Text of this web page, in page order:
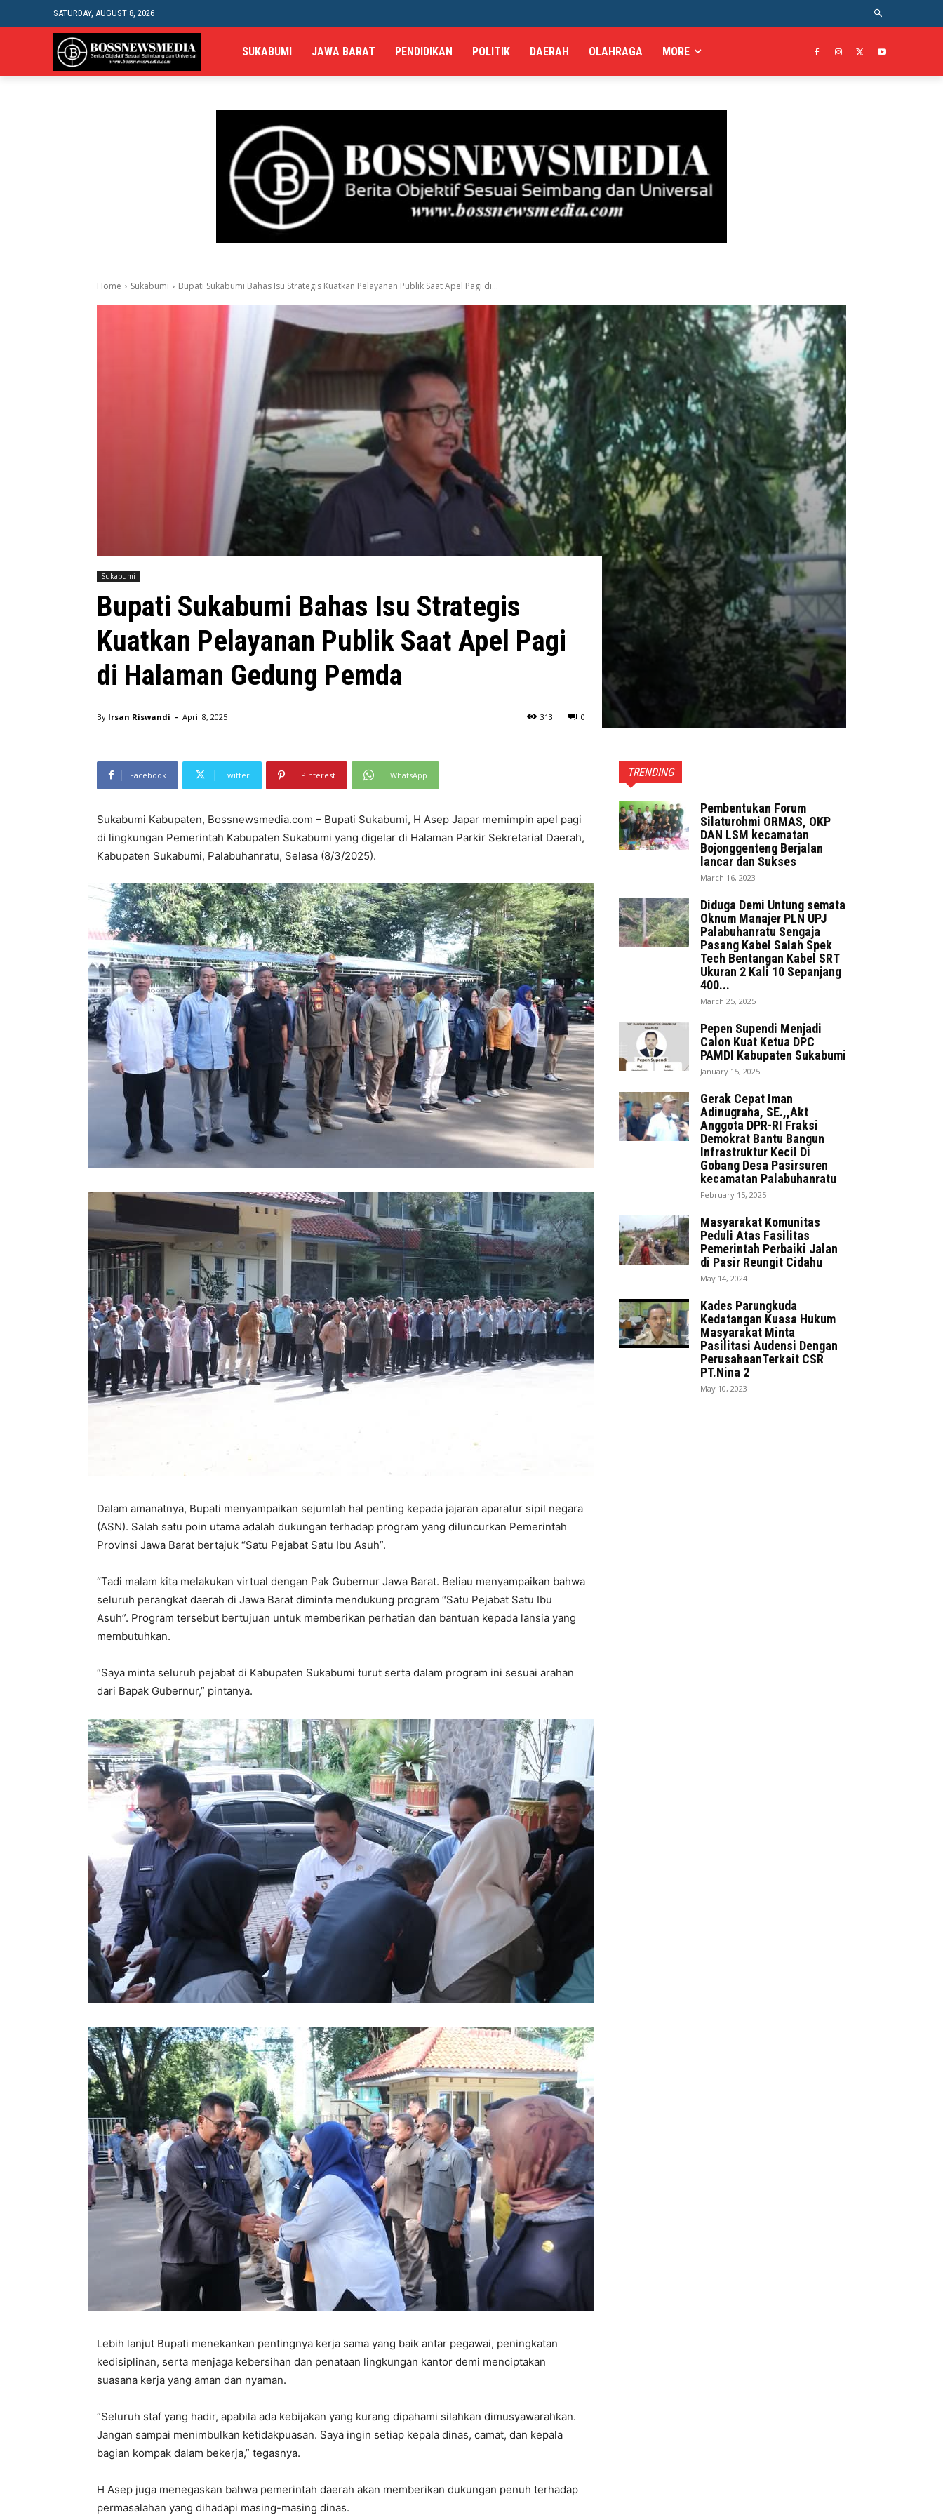
SATURDAY, AUGUST 8, 2026
SUKABUMI JAWA BARAT PENDIDIKAN POLITIK DAERAH OLAHRAGA MORE
Home Sukabumi Bupati Sukabumi Bahas Isu Strategis Kuatkan Pelayanan Publik Saat Apel Pagi di...
Sukabumi
Bupati Sukabumi Bahas Isu Strategis
Kuatkan Pelayanan Publik Saat Apel Pagi
di Halaman Gedung Pemda
By Irsan Riswandi - April 8, 2025 0
313
Facebook Twitter Pinterest WhatsApp
Sukabumi Kabupaten, Bossnewsmedia.com – Bupati Sukabumi, H Asep Japar memimpin apel pagi
di lingkungan Pemerintah Kabupaten Sukabumi yang digelar di Halaman Parkir Sekretariat Daerah,
Kabupaten Sukabumi, Palabuhanratu, Selasa (8/3/2025).
Dalam amanatnya, Bupati menyampaikan sejumlah hal penting kepada jajaran aparatur sipil negara
(ASN). Salah satu poin utama adalah dukungan terhadap program yang diluncurkan Pemerintah
Provinsi Jawa Barat bertajuk “Satu Pejabat Satu Ibu Asuh”.
“Tadi malam kita melakukan virtual dengan Pak Gubernur Jawa Barat. Beliau menyampaikan bahwa
seluruh perangkat daerah di Jawa Barat diminta mendukung program “Satu Pejabat Satu Ibu
Asuh”. Program tersebut bertujuan untuk memberikan perhatian dan bantuan kepada lansia yang
membutuhkan.
“Saya minta seluruh pejabat di Kabupaten Sukabumi turut serta dalam program ini sesuai arahan
dari Bapak Gubernur,” pintanya.
Lebih lanjut Bupati menekankan pentingnya kerja sama yang baik antar pegawai, peningkatan
kedisiplinan, serta menjaga kebersihan dan penataan lingkungan kantor demi menciptakan
suasana kerja yang aman dan nyaman.
“Seluruh staf yang hadir, apabila ada kebijakan yang kurang dipahami silahkan dimusyawarahkan.
Jangan sampai menimbulkan ketidakpuasan. Saya ingin setiap kepala dinas, camat, dan kepala
bagian kompak dalam bekerja,” tegasnya.
H Asep juga menegaskan bahwa pemerintah daerah akan memberikan dukungan penuh terhadap
permasalahan yang dihadapi masing-masing dinas.
TRENDING
Pembentukan Forum
Silaturohmi ORMAS, OKP
DAN LSM kecamatan
Bojonggenteng Berjalan
lancar dan Sukses
March 16, 2023
Diduga Demi Untung semata
Oknum Manajer PLN UPJ
Palabuhanratu Sengaja
Pasang Kabel Salah Spek
Tech Bentangan Kabel SRT
Ukuran 2 Kali 10 Sepanjang
400...
March 25, 2025
Pepen Supendi Menjadi
Calon Kuat Ketua DPC
PAMDI Kabupaten Sukabumi
January 15, 2025
Gerak Cepat Iman
Adinugraha, SE.,,Akt
Anggota DPR-RI Fraksi
Demokrat Bantu Bangun
Infrastruktur Kecil Di
Gobang Desa Pasirsuren
kecamatan Palabuhanratu
February 15, 2025
Masyarakat Komunitas
Peduli Atas Fasilitas
Pemerintah Perbaiki Jalan
di Pasir Reungit Cidahu
May 14, 2024
Kades Parungkuda
Kedatangan Kuasa Hukum
Masyarakat Minta
Pasilitasi Audensi Dengan
PerusahaanTerkait CSR
PT.Nina 2
May 10, 2023